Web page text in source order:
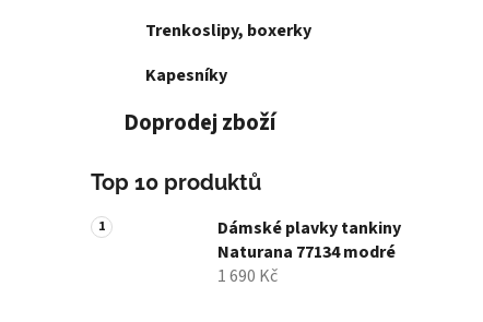
Trenkoslipy, boxerky
Kapesníky
Doprodej zboží
Top 10 produktů
Dámské plavky tankiny
Naturana 77134 modré
1 690 Kč